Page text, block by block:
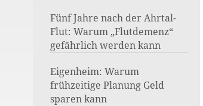
Fünf Jahre nach der Ahrtal-
Flut: Warum „Flutdemenz“
gefährlich werden kann
Eigenheim: Warum
frühzeitige Planung Geld
sparen kann